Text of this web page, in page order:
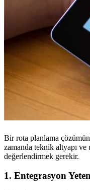
Bir rota planlama
zamanda teknik altyapı ve
değerlendirmek gerekir.
1. Entegrasyon